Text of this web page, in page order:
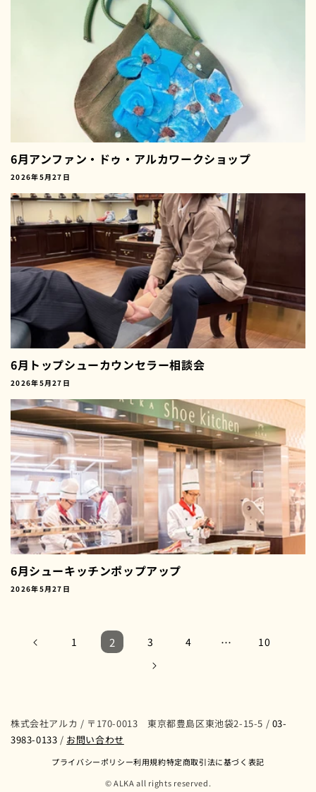
6月アンファン・ドゥ・アルカワークショップ
2026年5月27日
6月トップシューカウンセラー相談会
2026年5月27日
6月シューキッチンポップアップ
2026年5月27日
1 2 3 4 … 10
株式会社アルカ / 〒170-0013 東京都豊島区東池袋2-15-5 / 03-
3983-0133 / お問い合わせ
プライバシーポリシー利用規約特定商取引法に基づく表記
© ALKA all rights reserved.